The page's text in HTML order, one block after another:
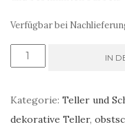
Verfügbar bei
eine
IN
Kategorie: Teller und
dekorative Teller,